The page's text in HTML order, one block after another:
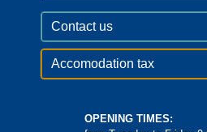
Contact us
Accomodation tax
OPENING TIMES: